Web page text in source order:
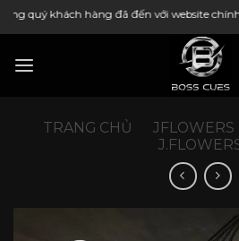
Bỏ
qua
nội
dung
hàng đã đến với website chính thức của
TRANG CHỦ JFLOWERS